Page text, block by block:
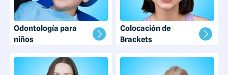
Odontología para
niños
Colocación de
Brackets